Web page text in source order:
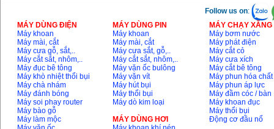
Follow us on:
MÁY DÙNG ĐIỆN
Máy khoan
Máy mài, cắt
Máy cưa gỗ, sắt,..
Máy cắt sắt, nhôm,..
Máy đục bê tông
Máy khò nhiệt thổi bụi
Máy chà nhám
Máy đánh bóng
Máy soi phay router
Máy bào gỗ
Máy làm mộc
MÁY DÙNG PIN
Máy khoan
Máy mài, cắt
Máy cưa sắt, gỗ,..
Máy cắt sắt, nhôm,..
Máy vặn ốc bulông
Máy vặn vít
Máy hút bụi
Máy thổi bụi
Máy dò kim loại
MÁY DÙNG HƠI
MÁY CHẠY
Máy bơm nước
Máy phát điện
Máy cắt cỏ
Máy cưa xích
Máy cắt bê tông
Máy phun hóa chất
Máy phun áp lực
Máy đầm cóc / bàn
Máy khoan đục
Máy thổi bụi
Động cơ đầu nổ